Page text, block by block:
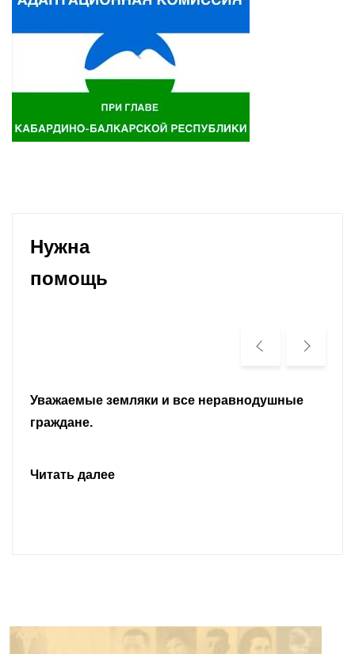
Нужна
помощь
Уважаемые земляки и все неравнодушные
граждане.
Читать далее